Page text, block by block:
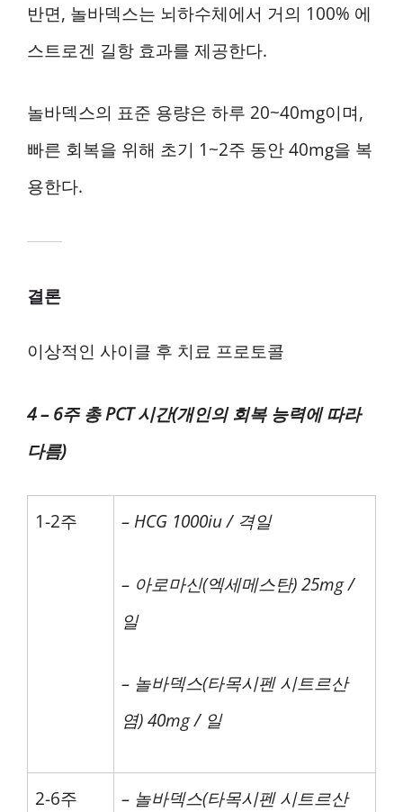
반면, 놀바덱스는 뇌하수체에서 거의 100% 에
스트로겐 길항 효과를 제공한다.
놀바덱스의 표준 용량은 하루 20~40mg이며,
빠른 회복을 위해 초기 1~2주 동안 40mg을 복
용한다.
결론
이상적인 사이클 후 치료 프로토콜
4 – 6주 총 PCT 시간(개인의 회복 능력에 따라
다름)
1-2주 – HCG 1000iu / 격일
– 아로마신(엑세메스탄) 25mg /
일
– 놀바덱스(타목시펜 시트르산
염) 40mg / 일
2-6주
– 놀바덱스(타목시펜 시트르산